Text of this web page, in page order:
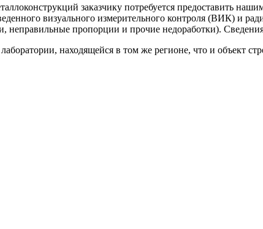
заказчику потребуется предоставить
визуального измерительного контроля (ВИК) и
неправильные пропорции и прочие недоработки).
находящейся в том же регионе, что и объект